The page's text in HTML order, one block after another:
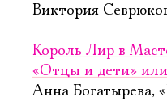
Виктория
Король Лир в
«Отцы и дети» или
Анна Богатырева,